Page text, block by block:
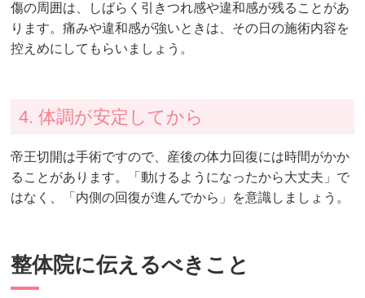
傷の周囲は、しばらく引きつれ感や違和感が残ることがあ
ります。痛みや違和感が強いときは、その日の施術内容を
控えめにしてもらいましょう。
4. 体調が安定してから
帝王切開は手術ですので、産後の体力回復には時間がかか
ることがあります。「動けるようになったから大丈夫」で
はなく、「内側の回復が進んでから」を意識しましょう。
整体院に伝えるべきこと